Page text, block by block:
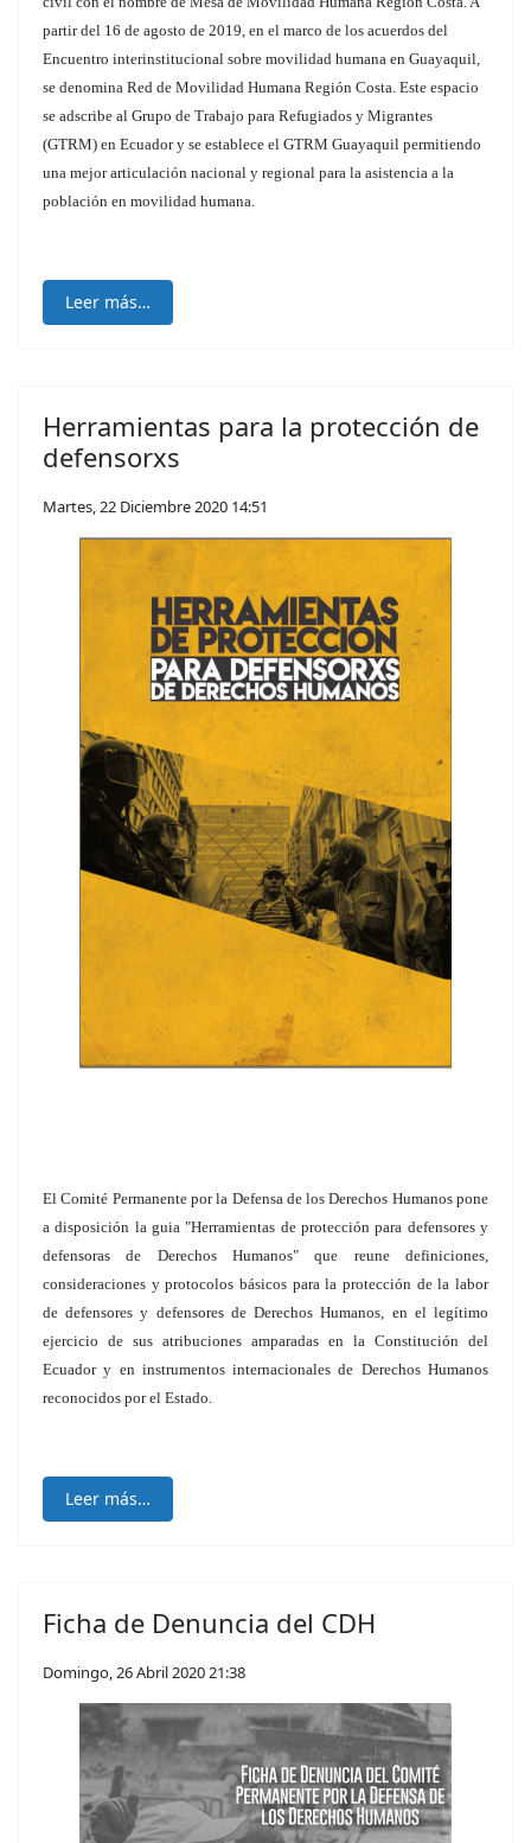
partir del 16 de agosto de 2019, en el marco de los acuerdos del
Encuentro interinstitucional sobre movilidad humana en Guayaquil,
se denomina Red de Movilidad Humana Región Costa. Este espacio
se adscribe al Grupo de Trabajo para Refugiados y Migrantes
(GTRM) en Ecuador y se establece el GTRM Guayaquil permitiendo
una mejor articulación nacional y regional para la asistencia a la
población en movilidad humana.
Leer más…
Herramientas para la protección de
defensorxs
Martes, 22 Diciembre 2020 14:51
El Comité Permanente por la Defensa de los Derechos Humanos pone
a disposición la guia "Herramientas de protección para defensores y
defensoras de Derechos Humanos" que reune definiciones,
consideraciones y protocolos básicos para la protección de la labor
de defensores y defensores de Derechos Humanos, en el legítimo
ejercicio de sus atribuciones amparadas en la Constitución del
Ecuador y en instrumentos internacionales de Derechos Humanos
reconocidos por el Estado.
Leer más…
Ficha de Denuncia del CDH
Domingo, 26 Abril 2020 21:38